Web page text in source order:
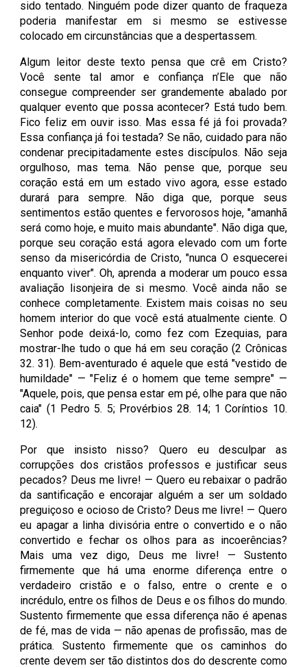
sido tentado. Ninguém pode dizer quanto de fraqueza
poderia manifestar em si mesmo se estivesse
colocado em circunstâncias que a despertassem.
Algum leitor deste texto pensa que crê em Cristo?
Você sente tal amor e confiança n’Ele que não
consegue compreender ser grandemente abalado por
qualquer evento que possa acontecer? Está tudo bem.
Fico feliz em ouvir isso. Mas essa fé já foi provada?
Essa confiança já foi testada? Se não, cuidado para não
condenar precipitadamente estes discípulos. Não seja
orgulhoso, mas tema. Não pense que, porque seu
coração está em um estado vivo agora, esse estado
durará para sempre. Não diga que, porque seus
sentimentos estão quentes e fervorosos hoje, "amanhã
será como hoje, e muito mais abundante". Não diga que,
porque seu coração está agora elevado com um forte
senso da misericórdia de Cristo, "nunca O esquecerei
enquanto viver". Oh, aprenda a moderar um pouco essa
avaliação lisonjeira de si mesmo. Você ainda não se
conhece completamente. Existem mais coisas no seu
homem interior do que você está atualmente ciente. O
Senhor pode deixá-lo, como fez com Ezequias, para
mostrar-lhe tudo o que há em seu coração (2 Crônicas
32. 31). Bem-aventurado é aquele que está "vestido de
humildade" — "Feliz é o homem que teme sempre" —
"Aquele, pois, que pensa estar em pé, olhe para que não
caia" (1 Pedro 5. 5; Provérbios 28. 14; 1 Coríntios 10.
12).
Por que insisto nisso? Quero eu desculpar as
corrupções dos cristãos professos e justificar seus
pecados? Deus me livre! — Quero eu rebaixar o padrão
da santificação e encorajar alguém a ser um soldado
preguiçoso e ocioso de Cristo? Deus me livre! — Quero
eu apagar a linha divisória entre o convertido e o não
convertido e fechar os olhos para as incoerências?
Mais uma vez digo, Deus me livre! — Sustento
firmemente que há uma enorme diferença entre o
verdadeiro cristão e o falso, entre o crente e o
incrédulo, entre os filhos de Deus e os filhos do mundo.
Sustento firmemente que essa diferença não é apenas
de fé, mas de vida — não apenas de profissão, mas de
prática. Sustento firmemente que os caminhos do
crente devem ser tão distintos dos do descrente como